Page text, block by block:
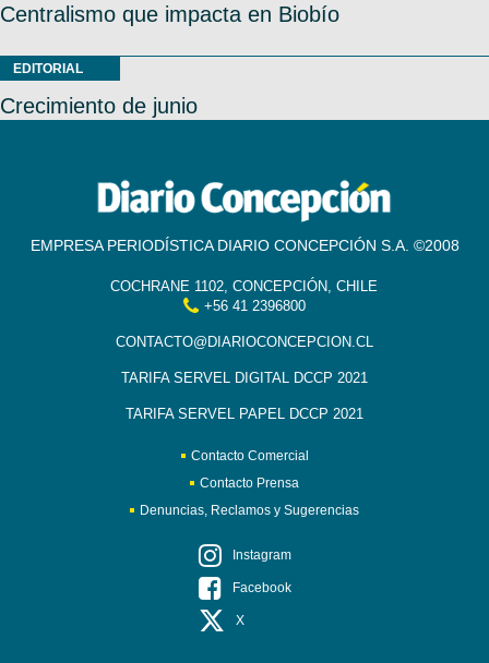
Centralismo que impacta en Biobío
EDITORIAL
Crecimiento de junio
EMPRESA PERIODÍSTICA DIARIO CONCEPCIÓN S.A. ©2008
COCHRANE 1102, CONCEPCIÓN, CHILE
+56 41 2396800
CONTACTO@DIARIOCONCEPCION.CL
TARIFA SERVEL DIGITAL DCCP 2021
TARIFA SERVEL PAPEL DCCP 2021
Contacto Comercial
Contacto Prensa
Denuncias, Reclamos y Sugerencias
Instagram
Facebook
X